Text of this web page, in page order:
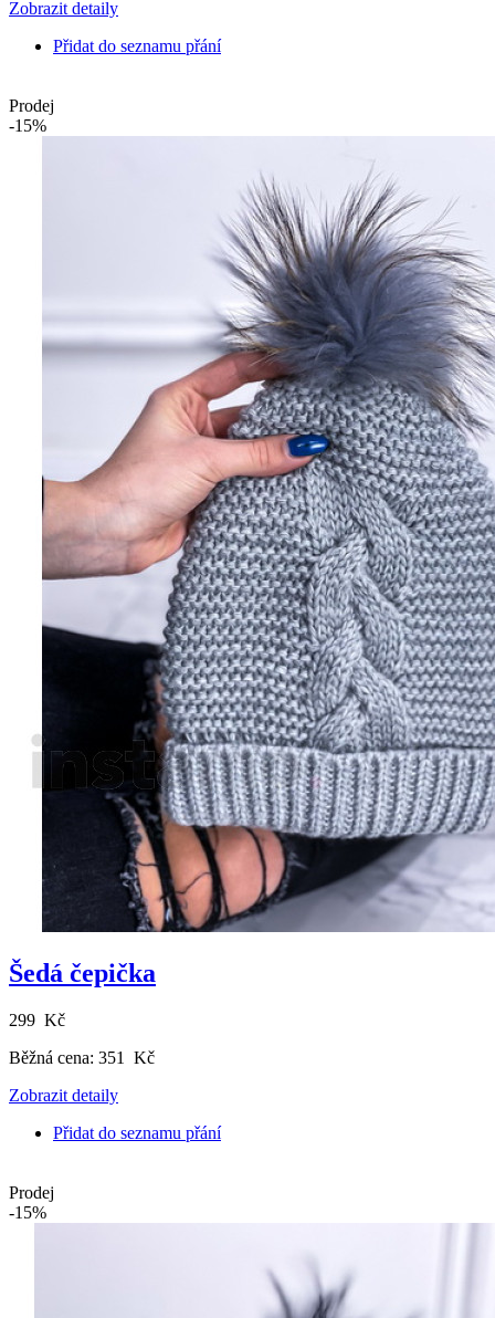
Zobrazit detaily
Přidat do seznamu přání
Prodej
-15%
Šedá čepička
299 Kč
Běžná cena: 351 Kč
Zobrazit detaily
Přidat do seznamu přání
Prodej
-15%